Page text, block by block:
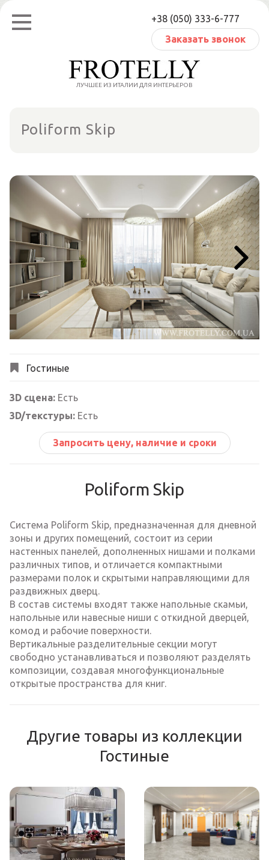
Перейти
содержанию
+38 (050) 333-6-777
Заказать звонок
ЛУЧШЕЕ ИЗ ИТАЛИИ ДЛЯ ИНТЕРЬЕРОВ
Poliform Skip
Next
Гостиные
3D сцена: Есть
3D/текстуры: Есть
Запросить цену, наличие и сроки
Poliform Skip
Система Poliform Skip, предназначенная для дневной
зоны и других помещений, состоит из серии
настенных панелей, дополненных нишами и полками
различных типов, и отличается компактными
размерами полок и скрытыми направляющими для
раздвижных дверц.
В состав системы входят также напольные скамьи,
напольные или навесные ниши с откидной дверцей,
комод и рабочие поверхности.
Вертикальные разделительные секции могут
свободно устанавливаться и позволяют разделять
композиции, создавая многофункциональные
открытые пространства для книг.
Другие товары из коллекции
Гостиные